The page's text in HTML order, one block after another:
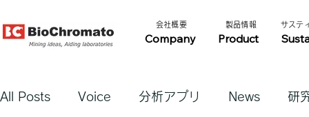
Company Product
​製品情報​​
​会社概要​​ サステ
All Posts Voice 分析アプリ News 研